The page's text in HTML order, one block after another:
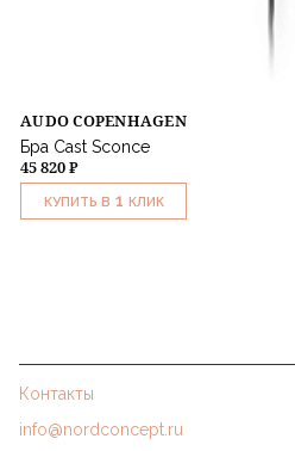
AUDO COPENHAGEN
Бра Cast Sconce
45 820 ₽
КУПИТЬ В 1 КЛИК
Контакты
info@nordconcept.ru